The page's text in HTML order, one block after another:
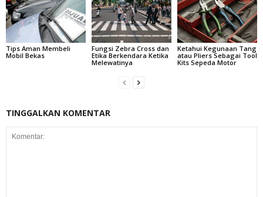
Tips Aman Membeli
Mobil Bekas
Fungsi Zebra Cross dan
Etika Berkendara Ketika
Melewatinya
Ketahui Kegunaan Tang
atau Pliers Sebagai Tool
Kits Sepeda Motor
TINGGALKAN KOMENTAR